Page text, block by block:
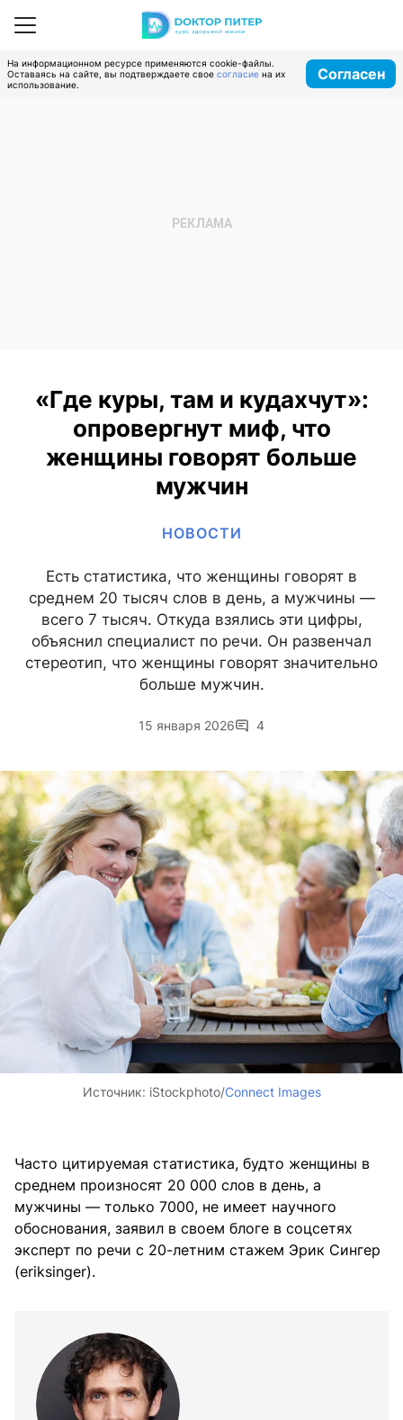
На информационном ресурсе применяются cookie-файлы.
Оставаясь на сайте, вы подтверждаете свое согласие на их
использование.
Согласен
«Где куры, там и кудахчут»:
опровергнут миф, что
женщины говорят больше
мужчин
НОВОСТИ
Есть статистика, что женщины говорят в
среднем 20 тысяч слов в день, а мужчины —
всего 7 тысяч. Откуда взялись эти цифры,
объяснил специалист по речи. Он развенчал
стереотип, что женщины говорят значительно
больше мужчин.
15 января 2026 4
Источник: iStockphoto/Connect Images
Часто цитируемая статистика, будто женщины в
среднем произносят 20 000 слов в день, а
мужчины — только 7000, не имеет научного
обоснования, заявил в своем блоге в соцсетях
эксперт по речи с 20-летним стажем Эрик Сингер
(eriksinger).